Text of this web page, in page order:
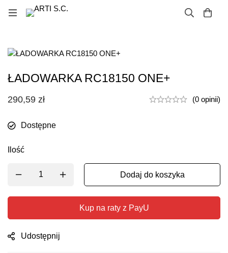
ŁADOWARKA RC18150 ONE+
290,59 zł (0 opinii)
Dostępne
Ilość
Dodaj do koszyka
Kup na raty z PayU
Udostępnij